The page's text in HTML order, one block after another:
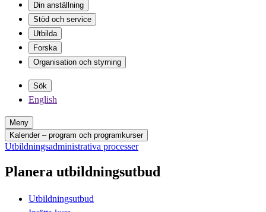
Din anställning
Stöd och service
Utbilda
Forska
Organisation och styrning
Sök
English
Meny
Kalender – program och programkurser
Utbildningsadministrativa processer
Planera utbildningsutbud
Utbildningsutbud